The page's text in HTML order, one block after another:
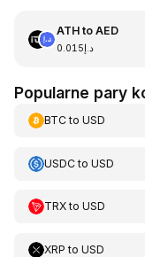
ATHto AED
د.إ0.015
Popularne pary
BTCto USD
USDCto USD
TRXto USD
XRP to USD